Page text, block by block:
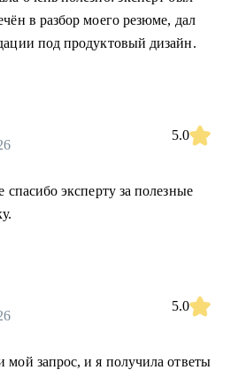
в разбор моего резюме, дал
под продуктовый дизайн.
5.0
спасибо эксперту за полезные
5.0
запрос, и я получила ответы